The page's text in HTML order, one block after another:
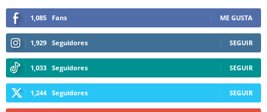
1,085 Fans ME GUSTA
1,929 Seguidores SEGUIR
1,033 Seguidores SEGUIR
1,244 Seguidores SEGUIR